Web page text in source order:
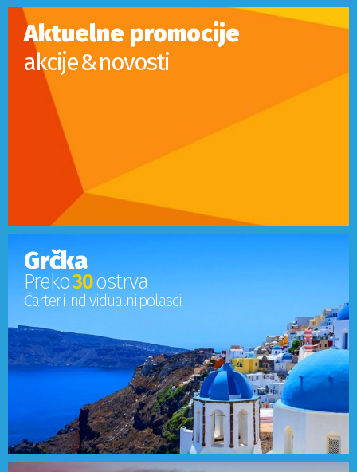
Aktuelne promocije
akcije & novosti
Grčka
Preko30ostrva
Čarter i individualni polasci